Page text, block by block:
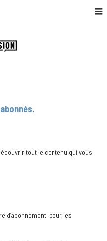
tout le contenu qui vous
d’abonnement: pour les